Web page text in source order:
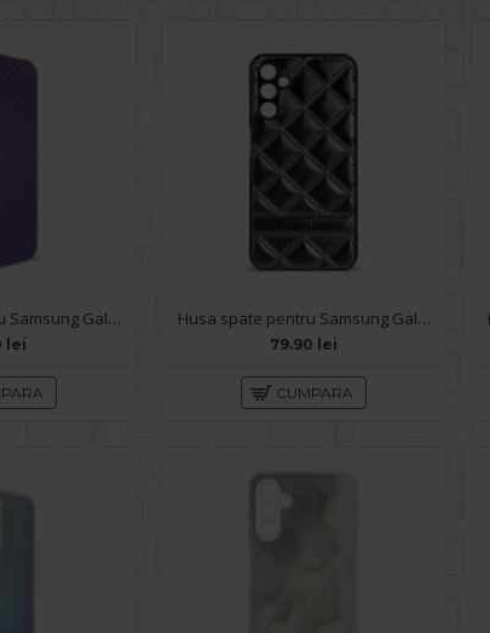
Husa spate pentru Samsung Galaxy A14- Lys case Mov
lei
Husa spate pentru Samsung Galaxy A14- Tomo Case Negru
79.90 lei
CUMPARA